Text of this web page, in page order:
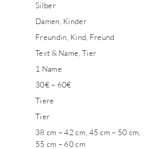
Silber
Damen, Kinder
Freundin, Kind, Freund
Text & Name, Tier
1 Name
30€ – 60€
Tiere
Tier
38 cm – 42 cm, 45 cm – 50 cm,
55 cm – 60 cm